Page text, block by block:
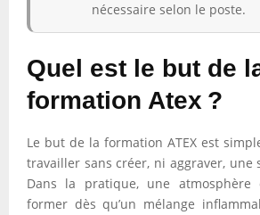
nécessaire selon le poste.
Quel est le but de
formation Atex ?
Le but de la formation ATEX est
travailler sans créer, ni aggraver, une
Dans la pratique, une atmosphère
former dès qu’un mélange